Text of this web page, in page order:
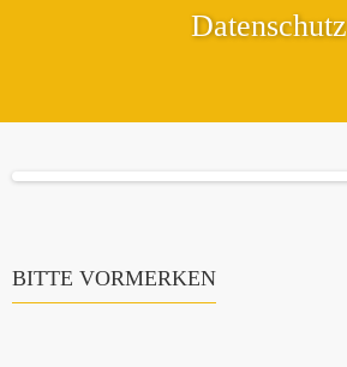
Datenschutz
BITTE VORMERKEN